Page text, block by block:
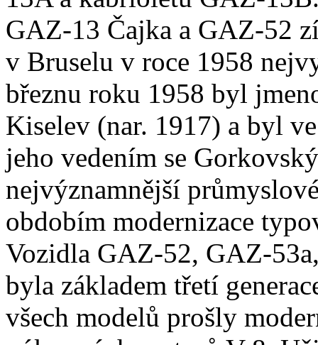
GAZ-13 Čajka a GAZ-52
v Bruselu v roce 1958
březnu roku 1958 byl
Kiselev (nar. 1917) a byl
jeho vedením se
nejvýznamnější
obdobím modernizace
Vozidla GAZ-52, GAZ-
byla základem třetí
všech modelů prošly